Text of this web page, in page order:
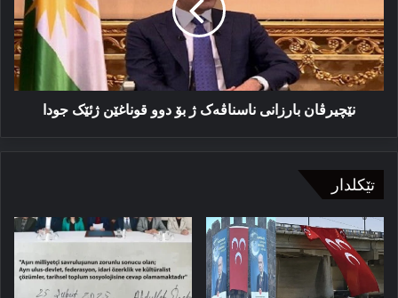
بۆ
دوو
قوناغێن
ژئێک
جودا
نێچیرڤان بارزانى ناسناڤەک ژ بۆ دوو قوناغێن ژئێک جودا
تێکلدار